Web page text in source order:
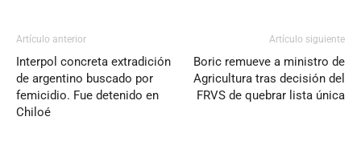
Artículo anterior
Interpol concreta extradición
de argentino buscado por
femicidio. Fue detenido en
Chiloé
Artículo siguiente
Boric remueve a ministro de
Agricultura tras decisión del
FRVS de quebrar lista única